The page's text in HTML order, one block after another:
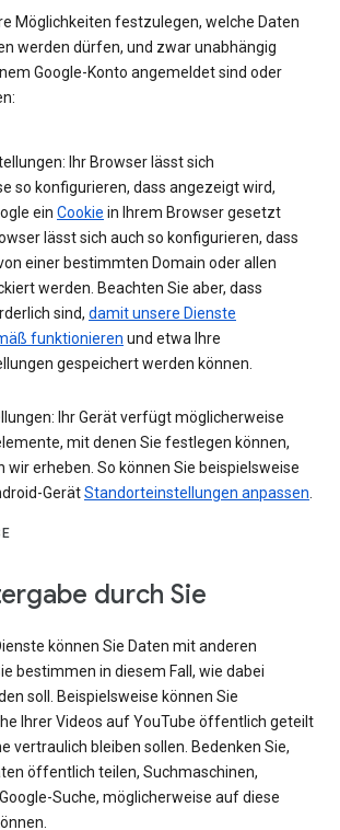
Möglichkeiten festzulegen, welche Daten
werden dürfen, und zwar unabhängig
Google-Konto angemeldet sind oder
Ihr Browser lässt sich
so konfigurieren, dass angezeigt wird,
ein Cookie in Ihrem Browser gesetzt
lässt sich auch so konfigurieren, dass
einer bestimmten Domain oder allen
werden. Beachten Sie aber, dass
sind, damit unsere Dienste
funktionieren und etwa Ihre
gespeichert werden können.
Ihr Gerät verfügt möglicherweise
mit denen Sie festlegen können,
wir erheben. So können Sie beispielsweise
GerätStandorteinstellungen anpassen
durch Sie
können Sie Daten mit anderen
bestimmen in diesem Fall, wie dabei
soll. Beispielsweise können Sie
Ihrer Videos auf YouTube öffentlich geteilt
vertraulich bleiben sollen. Bedenken Sie,
öffentlich teilen, Suchmaschinen,
Suche, möglicherweise auf diese